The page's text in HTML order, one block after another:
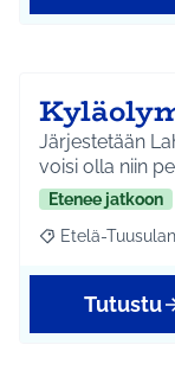
Järjestetään
voisi olla niin
Etenee jatkoon
Rajaa tulokset
Etelä-
Tutustu